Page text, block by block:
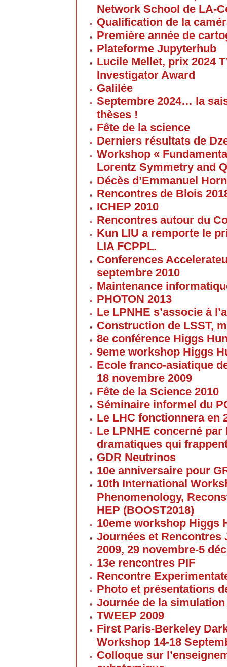
Network School de LA-
Qualification de la
Première année de
Plateforme Jupyterhub
Lucile Mellet, prix 2024
Investigator Award
Galilée
Septembre 2024… la
thèses !
Fête de la science
Derniers résultats de
Workshop «
Lorentz Symmetry and
Décès d’Emmanuel
Rencontres de Blois
ICHEP 2010
Rencontres autour du
Kun LIU a remporte le
LIA FCPPL.
Conferences
septembre 2010
Maintenance
PHOTON 2013
Le LPNHE s’associe à
Construction de LSST,
8e conférence Higgs
9eme workshop Higgs
Ecole franco-asiatique
18 novembre 2009
Fête de la Science 2010
Séminaire informel du
Le LHC fonctionnera en
Le LPNHE concerné par
dramatiques qui
GDR Neutrinos
10e anniversaire pour
10th International
Phenomenology,
HEP (BOOST2018)
10eme workshop Higgs
Journées et Rencontres
2009, 29 novembre-5
13e rencontres PIF
Rencontre
Photo et présentations
Journée de la simulation
TWEEP 2009
First Paris-Berkeley
Workshop 14-18
Colloque sur